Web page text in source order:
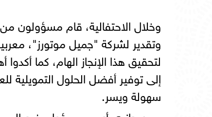
وخلال الاحتفالية، قام
وتقدير لشركة "جميل موتورز"،
لتحقيق هذا الإنجاز الهام، كما
إلى توفير أفضل الحلول التمويلية
سهولة ويسر.